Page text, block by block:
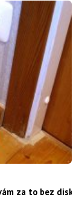
za to bez